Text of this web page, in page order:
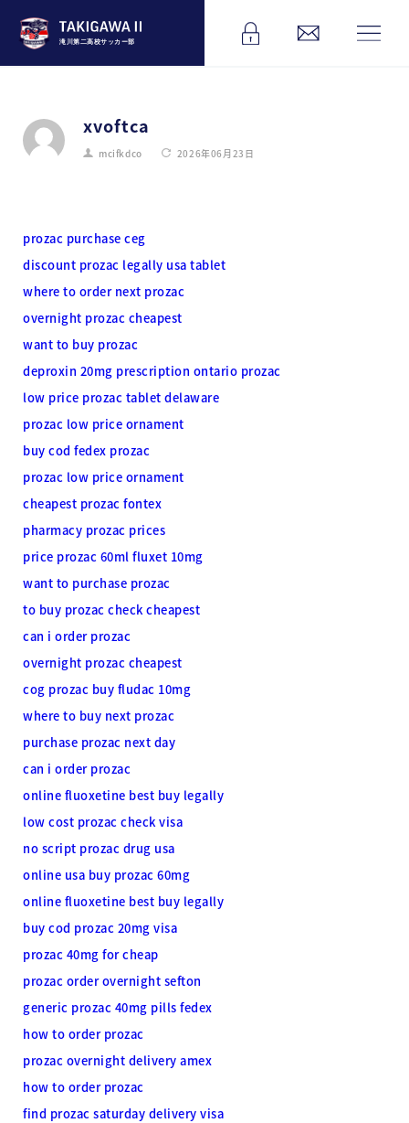
滝川第二高校サッカー部
xvoftca
mcifkdco 2026年06月23日
prozac purchase ceg
discount prozac legally usa tablet
where to order next prozac
overnight prozac cheapest
want to buy prozac
deproxin 20mg prescription ontario prozac
low price prozac tablet delaware
prozac low price ornament
buy cod fedex prozac
prozac low price ornament
cheapest prozac fontex
pharmacy prozac prices
price prozac 60ml fluxet 10mg
want to purchase prozac
to buy prozac check cheapest
can i order prozac
overnight prozac cheapest
cog prozac buy fludac 10mg
where to buy next prozac
purchase prozac next day
can i order prozac
online fluoxetine best buy legally
low cost prozac check visa
no script prozac drug usa
online usa buy prozac 60mg
online fluoxetine best buy legally
buy cod prozac 20mg visa
prozac 40mg for cheap
prozac order overnight sefton
generic prozac 40mg pills fedex
how to order prozac
prozac overnight delivery amex
how to order prozac
find prozac saturday delivery visa